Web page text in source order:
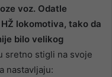
voz. Odatle
lokomotiva, tako da
bilo velikog
sretno stigli na svoje
nastavljaju: